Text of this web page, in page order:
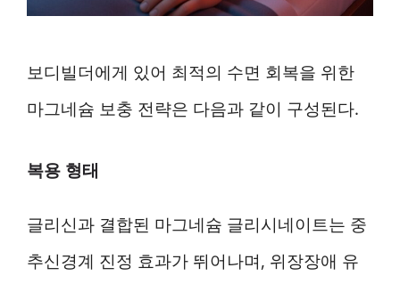
보디빌더에게 있어 최적의 수면 회복을 위한
마그네슘 보충 전략은 다음과 같이 구성된다.
복용 형태
글리신과 결합된 마그네슘 글리시네이트는 중
추신경계 진정 효과가 뛰어나며, 위장장애 유